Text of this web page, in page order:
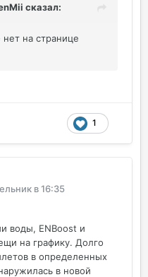
сказал:
на странице
1
в 16:35
воды, ENBoost и
на графику. Долго
в определенных
в новой